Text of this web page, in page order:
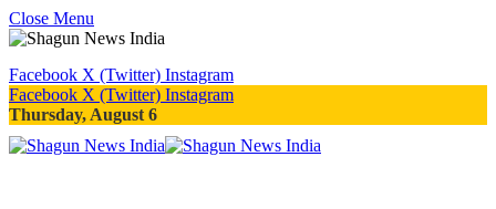
Close Menu
Facebook X (Twitter) Instagram
Facebook X (Twitter) Instagram
Thursday, August 6